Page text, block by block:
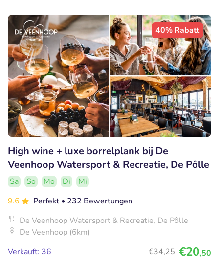
40% Rabatt
High wine + luxe borrelplank bij De
Veenhoop Watersport & Recreatie, De Pôlle
Sa So Mo Di
Mi
9.6
Perfekt • 232 Bewertungen
De Veenhoop Watersport & Recreatie, De Pôlle
De Veenhoop (6km)
Verkauft: 36
€34,25 €20,50